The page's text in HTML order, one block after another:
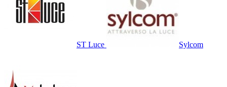
ST Luce Sylcom